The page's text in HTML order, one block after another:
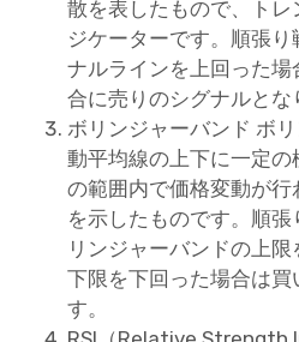
散を表したもので、ト
ジケーターです。順張
ナルラインを上回った
合に売りのシグナルとな
ボリンジャーバンド ボ
動平均線の上下に一定
の範囲内で価格変動が
を示したものです。順
リンジャーバンドの上限
下限を下回った場合は買
す。